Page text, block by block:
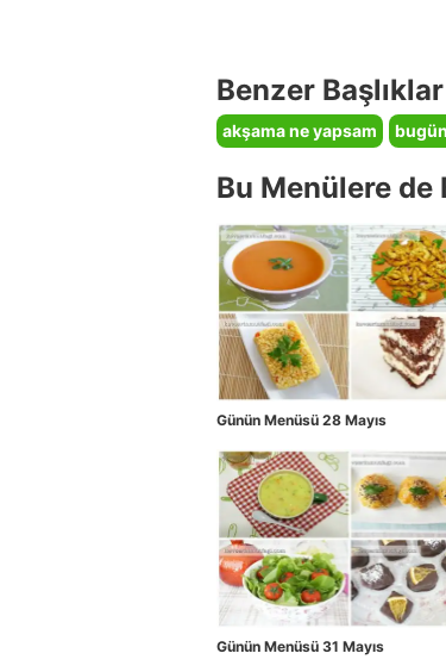
Benzer Başlıklar
akşama ne yapsam
Bu Menülere de
Günün Menüsü 28 Mayıs
Günün Menüsü 31 Mayıs